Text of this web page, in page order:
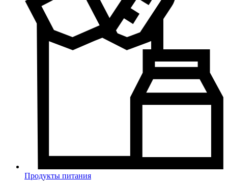
Продукты питания